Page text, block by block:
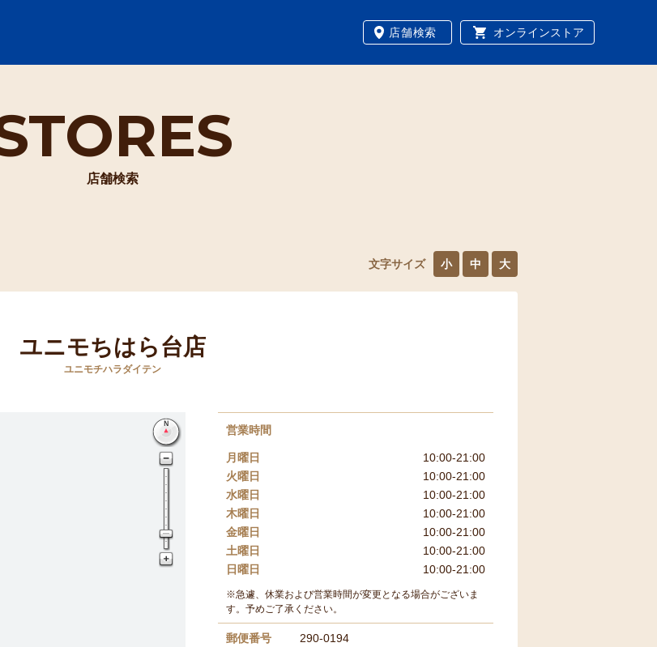
店舗検索 オンラインストア
店舗検索
文字サイズ 小 中 大
ユニモちはら台店
ユニモチハラダイテン
営業時間
月曜日
10:00-21:00
火曜日
10:00-21:00
水曜日
10:00-21:00
木曜日
10:00-21:00
金曜日
10:00-21:00
土曜日
10:00-21:00
日曜日
10:00-21:00
※急遽、休業および営業時間が変更となる場合がございま
す。予めご了承ください。
郵便番号 290-0194